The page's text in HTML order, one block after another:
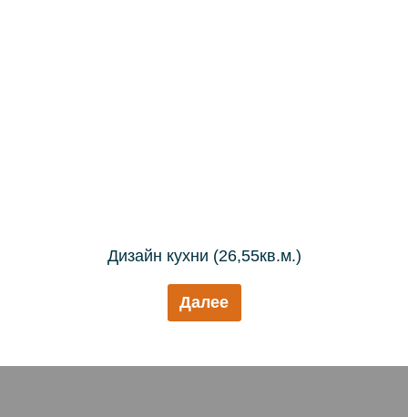
Дизайн кухни (26,55кв.м.)
Далее